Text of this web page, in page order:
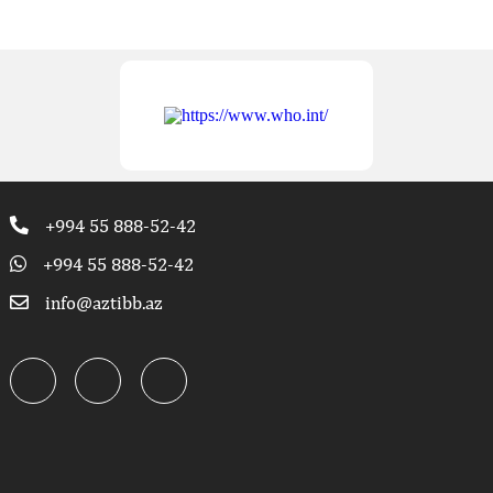
+994 55 888-52-42
+994 55 888-52-42
info@aztibb.az